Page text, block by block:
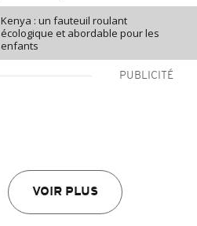
Kenya : un fauteuil roulant
écologique et abordable pour les
enfants
PUBLICITÉ
VOIR PLUS